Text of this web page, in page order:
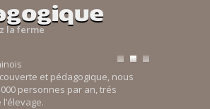
la ferme
et pédagogique, nous
personnes par an, trés